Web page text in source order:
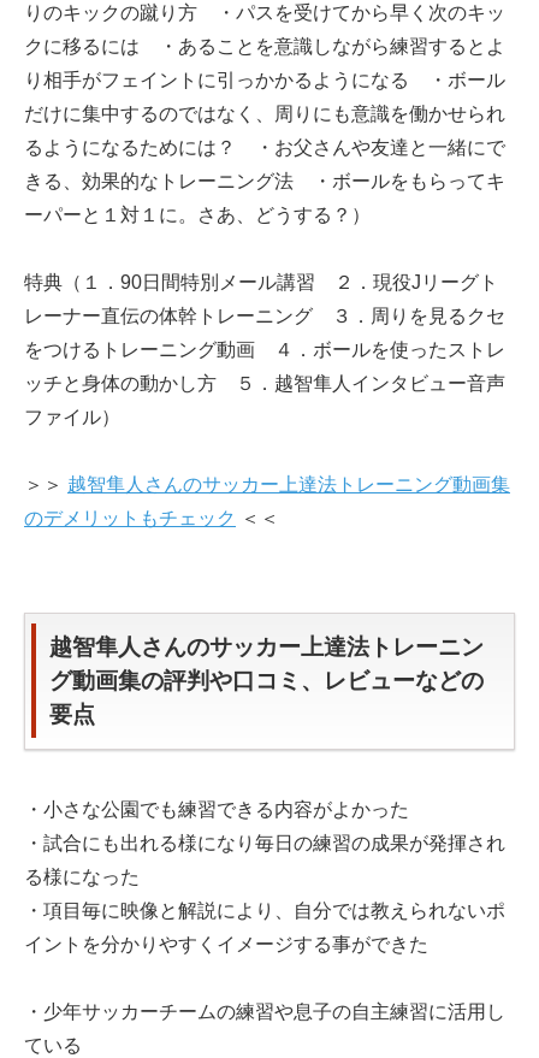
りのキックの蹴り方 ・パスを受けてから早く次のキッ
クに移るには ・あることを意識しながら練習するとよ
り相手がフェイントに引っかかるようになる ・ボール
だけに集中するのではなく、周りにも意識を働かせられ
るようになるためには？ ・お父さんや友達と一緒にで
きる、効果的なトレーニング法 ・ボールをもらってキ
ーパーと１対１に。さあ、どうする？）
特典（１．90日間特別メール講習 ２．現役Jリーグト
レーナー直伝の体幹トレーニング ３．周りを見るクセ
をつけるトレーニング動画 ４．ボールを使ったストレ
ッチと身体の動かし方 ５．越智隼人インタビュー音声
ファイル）
＞＞ 越智隼人さんのサッカー上達法トレーニング動画集
のデメリットもチェック
＜＜
越智隼人さんのサッカー上達法トレーニン
グ動画集の評判や口コミ、レビューなどの
要点
・小さな公園でも練習できる内容がよかった
・試合にも出れる様になり毎日の練習の成果が発揮され
る様になった
・項目毎に映像と解説により、自分では教えられないポ
イントを分かりやすくイメージする事ができた
・少年サッカーチームの練習や息子の自主練習に活用し
ている